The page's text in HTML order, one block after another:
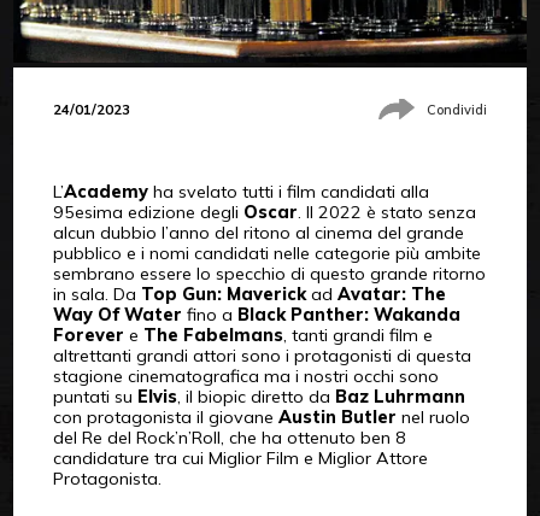
24/01/2023 Condividi
L’Academyha svelato tutti i film candidati alla
95esima edizione degli Oscar. Il 2022 è stato senza
alcun dubbio l’anno del ritono al cinema del grande
pubblico e i nomi candidati nelle categorie più ambite
sembrano essere lo specchio di questo grande ritorno
in sala. Da Top Gun: Maverickad Avatar: The
Way Of Water fino a Black Panther: Wakanda
Forever e The Fabelmans, tanti grandi film e
altrettanti grandi attori sono i protagonisti di questa
stagione cinematografica ma i nostri occhi sono
puntati su Elvis, il biopic diretto da Baz Luhrmann
con protagonista il giovane Austin Butler nel ruolo
del Re del Rock’n’Roll, che ha ottenuto ben 8
candidature tra cui Miglior Film e Miglior Attore
Protagonista.